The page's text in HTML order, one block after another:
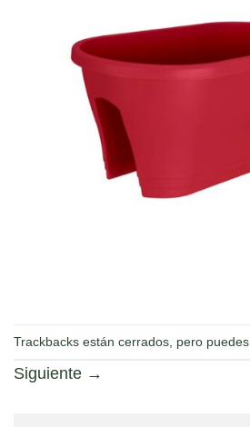
Trackbacks están cerrados, pero puedes
Siguiente →